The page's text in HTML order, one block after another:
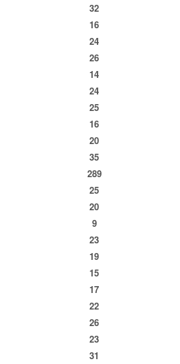
32
16
24
26
14
24
25
16
20
35
289
25
20
9
23
19
15
17
22
26
23
31